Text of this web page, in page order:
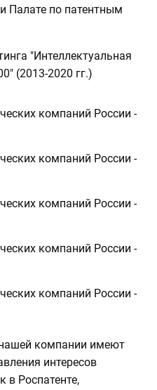
Палате по патентным
"Интеллектуальная
(2013-2020 гг.)
компании имеют
интересов
в Роспатенте,